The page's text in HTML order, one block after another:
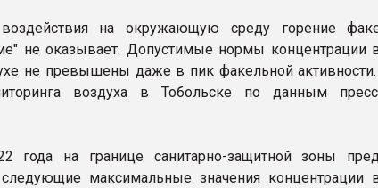
воздействия на окружающую среду горение
не оказывает. Допустимые нормы концентрации
не превышены даже в пик факельной
воздуха в Тобольске по данным
года на границе санитарно-защитной зоны
максимальные значения концентрации